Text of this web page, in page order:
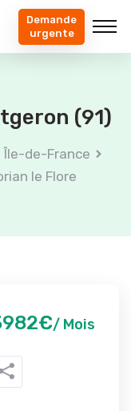
Demande
urgente
(91)
Île-de-France
le Flore
/ Mois